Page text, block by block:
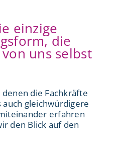
einzige
die
uns selbst
die Fachkräfte
gleichwürdigere
erfahren
den Blick auf den